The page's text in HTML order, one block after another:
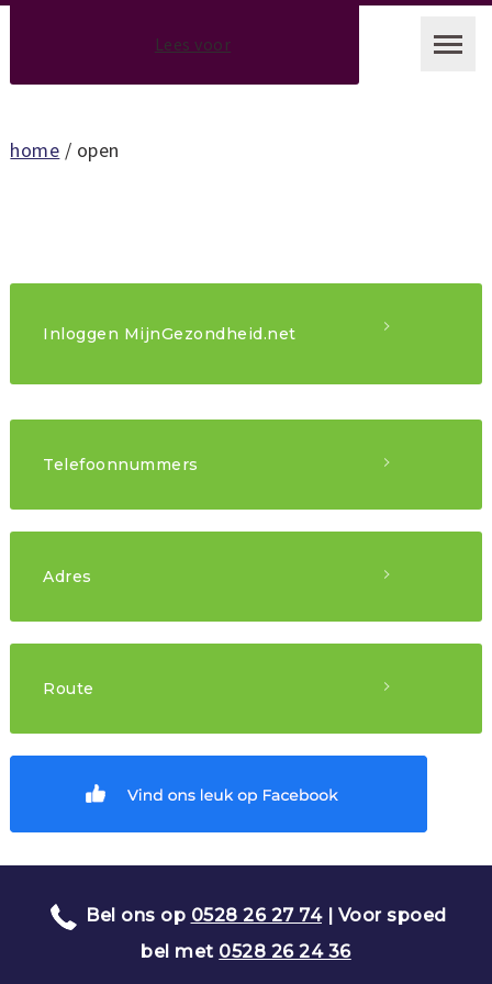
Lees voor
home / open
Inloggen MijnGezondheid.net
Telefoonnummers
Bel met:
0528 26 27 74
Spoed:
Adres
Huisartsenpraktijk "de Beuken"
7901 AT Hoogeveen
Route
Routebeschrijving
Bel ons op 0528 26 27 74| Voor spoed
bel met 0528 26 24 36